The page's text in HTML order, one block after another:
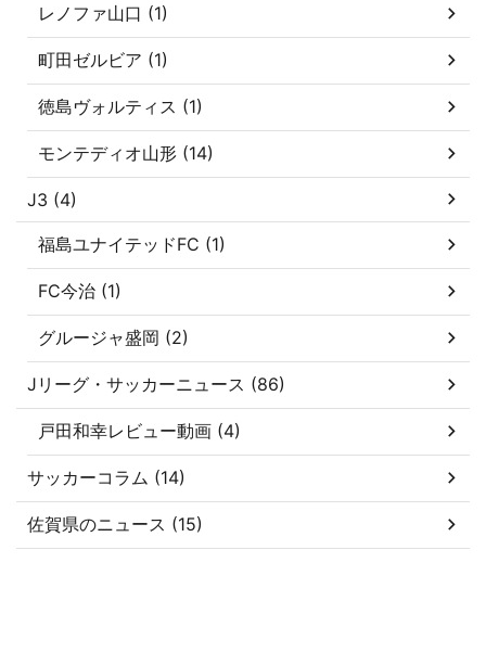
レノファ山口 (1)
町田ゼルビア (1)
徳島ヴォルティス (1)
モンテディオ山形 (14)
J3 (4)
福島ユナイテッドFC (1)
FC今治 (1)
グルージャ盛岡 (2)
Jリーグ・サッカーニュース (86)
戸田和幸レビュー動画 (4)
サッカーコラム (14)
佐賀県のニュース (15)